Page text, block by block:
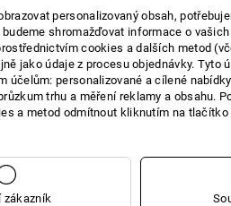
lem
Materiál:
Svrchní materiál
(cca. 170 g/m²)
Pokyny pro péči:
Sušte v
Lze čistit
personalizovaný obsah,
budeme shromažďovat informace o
cookies a dalších metod
jako údaje z procesu objednávky. Tyto
účelům: personalizované a cílené
trhu a měření reklamy a obsahu.
a metod odmítnout kliknutím na tlačítko
zákazník